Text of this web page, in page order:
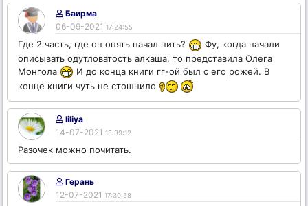
Баирма
06-09-2021 17:24:55
Где 2 часть, где он опять начал пить?
Фу, когда начали
описывать одутловатость алкаша, то представила Олега
Монгола
И до конца книги гг-ой был с его рожей. В
конце книги чуть не стошнило
liliya
14-07-2021 18:39:12
Разочек можно почитать.
Герань
12-07-2021 17:30:58